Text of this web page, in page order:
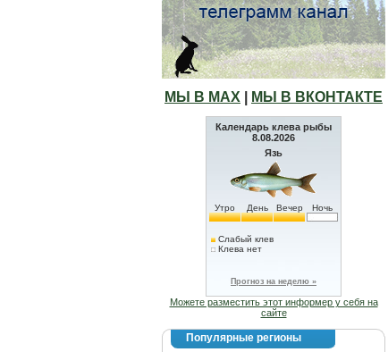
МЫ В МАХ МЫ В ВКОНТАКТЕ
Календарь клева рыбы
8.08.2026
Язь
Утро День Вечер Ночь
Слабый клев
Клева нет
Прогноз на неделю »
Можете разместить этот информер у себя на
сайте
Популярные регионы